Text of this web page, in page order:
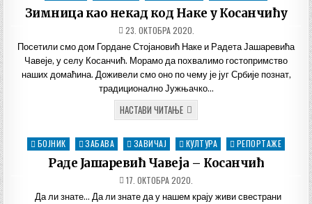
Зимница као некад код Наке у Косанчићу
ДАТУМ
ОБЈАВЉИВАЊА:
23. ОКТОБРА 2020.
Посетили смо дом Гордане Стојановић Наке и Радета Јашаревића
Чавеје, у селу Косанчић. Морамо да похвалимо гостопримство
наших домаћина. Доживели смо оно по чему је југ Србије познат,
традиционално Јужњачко…
НАСТАВИ ЧИТАЊЕЗИМНИЦА
КАО
КОД
НАКЕ
У
КОСАНЧИЋУ
Posted
БОЈНИК ЗАБАВА ЗАВИЧАЈ КУЛТУРА РЕПОРТАЖЕ
Раде Јашаревић Чавеја – Косанчић
ДАТУМ
ОБЈАВЉИВАЊА:
17. ОКТОБРА 2020.
Да ли знате… Да ли знате да у нашем крају живи свестрани